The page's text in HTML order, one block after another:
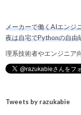
メーカーで働くAIエンジ
夜は自宅でPythonの自由
理系技術者やエンジニア
Tweets by razukabie